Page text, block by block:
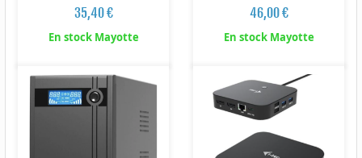
35,40 €
En stock Mayotte
46,00 €
En stock Mayotte